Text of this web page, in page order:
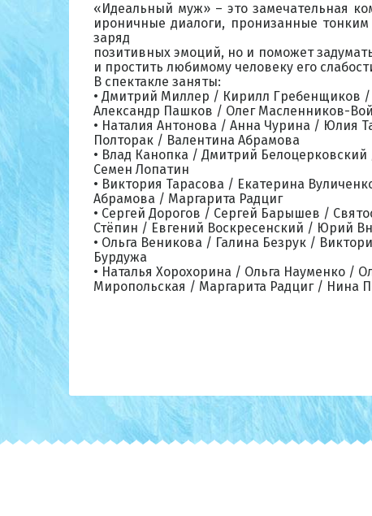
«Идеальный муж» – это замечательная
ироничные диалоги, пронизанные
заряд
позитивных эмоций, но и поможет
и простить любимому человеку его
В спектакле заняты:
• Дмитрий Миллер / Кирилл Гребенщиков
Александр Пашков / Олег Масленников-
• Наталия Антонова / Анна Чурина / Юлия
Полторак / Валентина Абрамова
• Влад Канопка / Дмитрий
Семен Лопатин
• Виктория Тарасова / Екатерина
Абрамова / Маргарита Радциг
• Сергей Дорогов / Сергей Барышев /
Стёпин / Евгений Воскресенский / Юрий
• Ольга Веникова / Галина Безрук /
Бурдужа
• Наталья Хорохорина / Ольга Науменко /
Миропольская / Маргарита Радциг / Нина